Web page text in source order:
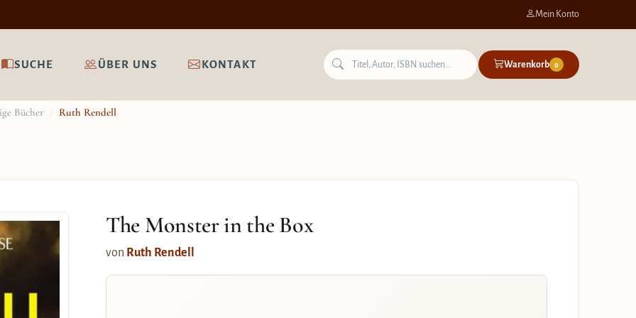
Mein Konto
SUCHE ÜBER UNS KONTAKT Warenkorb 0
Bücher / Ruth Rendell
The Monster in the Box
von Ruth Rendell